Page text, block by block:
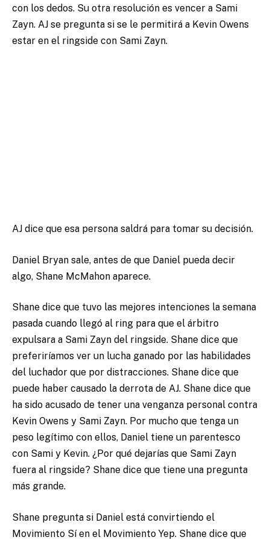
con los dedos. Su otra resolución es vencer a Sami
Zayn. AJ se pregunta si se le permitirá a Kevin Owens
estar en el ringside con Sami Zayn.
AJ dice que esa persona saldrá para tomar su decisión.
Daniel Bryan sale, antes de que Daniel pueda decir
algo, Shane McMahon aparece.
Shane dice que tuvo las mejores intenciones la semana
pasada cuando llegó al ring para que el árbitro
expulsara a Sami Zayn del ringside. Shane dice que
preferiríamos ver un lucha ganado por las habilidades
del luchador que por distracciones. Shane dice que
puede haber causado la derrota de AJ. Shane dice que
ha sido acusado de tener una venganza personal contra
Kevin Owens y Sami Zayn. Por mucho que tenga un
peso legítimo con ellos, Daniel tiene un parentesco
con Sami y Kevin. ¿Por qué dejarías que Sami Zayn
fuera al ringside? Shane dice que tiene una pregunta
más grande.
Shane pregunta si Daniel está convirtiendo el
Movimiento Sí en el Movimiento Yep. Shane dice que